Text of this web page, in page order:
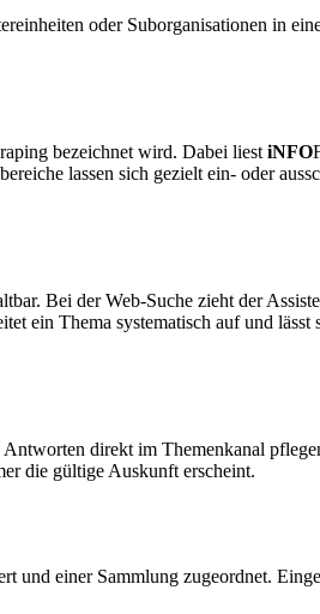
oder Suborganisationen in
bezeichnet wird. Dabei liest iNFO
lassen sich gezielt ein- oder
Bei der Web-Suche zieht der
ein Thema systematisch auf und
direkt im Themenkanal
die gültige Auskunft erscheint.
einer Sammlung zugeordnet.